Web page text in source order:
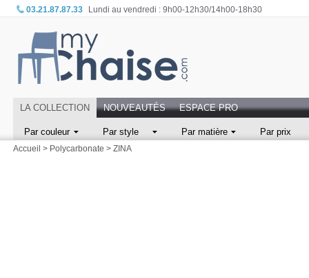
03.21.87.87.33 Lundi au vendredi : 9h00-12h30/14h00-18h30
LA COLLECTION NOUVEAUTÉS ESPACE PRO
Par couleur Par style Par matière Par prix
Accueil > Polycarbonate > ZINA